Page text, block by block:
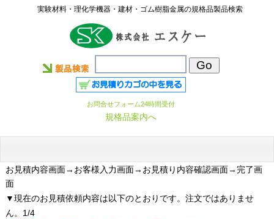
実験材料・理化学機器・建材・ゴム樹脂金属の規格品製品検索
お問合せフォーム24時間受付
規格品案内へ
お見積内容画面→お客様入力画面→お見積り内容確認画面→完了画
面
▼現在のお見積依頼内容は以下のとおりです。注文ではありませ
ん。1/4